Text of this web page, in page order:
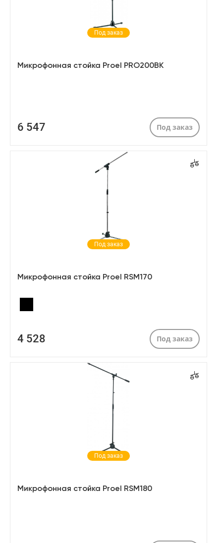
Под заказ
Микрофонная стойка Proel PRO200BK
6 547 Под заказ
Под заказ
Микрофонная стойка Proel RSM170
4 528 Под заказ
Под заказ
Микрофонная стойка Proel RSM180